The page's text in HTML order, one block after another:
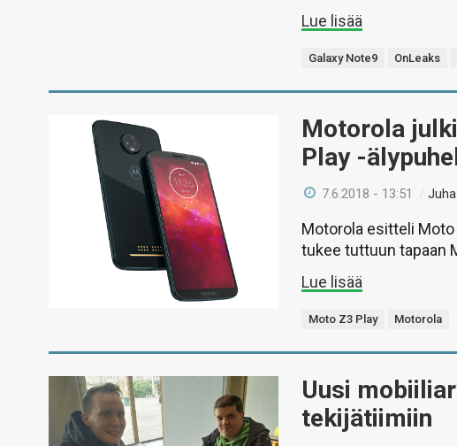
Lue lisää
Galaxy Note9 OnLeaks
Motorola
Play -
7.6.2018 - 13:51 /
Motorola esitteli
tukee tuttuun tapaan
Lue lisää
Moto Z3 Play Motorola
Uusi
tekijätiimiin